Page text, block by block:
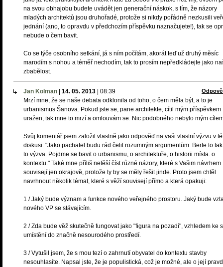
na svou obhajobu budete uvádět jen generační náskok, s tím, že názory
mladých architektů jsou druhořadé, protože si nikdy pořádně nezkusili
jednání (ano, to opravdu v předchozím příspěvku naznačujete!), tak se
nebude o čem bavit.
Co se týče osobního setkání, já s ním počítám, akorát teď už druhý měsíc
marodím s nohou a téměř nechodím, tak to prosím nepředkládejte jako
zbabělost.
Jan Kolman 14. 05. 2013 08:39
Mrzí mne, že se naše debata odklonila od toho, o čem měla být, a to je
urbanismus Šanova. Pokud jste se, pane architekte, cítil mým příspěvkem
uražen, tak mne to mrzí a omlouvám se. Nic podobného nebylo mým
Svůj komentář jsem založil vlastně jako odpověď na vaši vlastní výzvu v
diskusi: "Jako pachatel budu rád čelit rozumným argumentům. Berte to
to výzva. Pojdme se bavit o urbanismu, o architektuře, o historii místa. o
kontextu." Také mne příliš netěší číst různé názory, které s Vašim návrhem
souvisejí jen okrajově, protože ty by se měly řešit jinde. Proto jsem chtěl
navrhnout několik témat, které s věží souvisejí přímo a která opakuji:
1 / Jaký bude význam a funkce nového veřejného prostoru. Jaký bude
nového VP se stávajícím.
2 / Zda bude věž skutečně fungovat jako "figura na pozadí", vzhledem ke
umístění do značně nesourodého prostředí.
3 / Vytušil jsem, že s mou tezí o zahrnutí obyvatel do kontextu stavby
nesouhlasíte. Napsal jste, že je populistická, což je možné, ale o její